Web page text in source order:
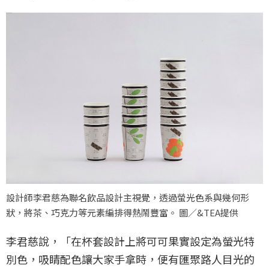
設計師李君慈為聯名飲品設計主視覺，透過螢光色系與幾何形
狀，將茶、巧克力等元素編排得熱鬧豐富。 圖／&TEA提供
李君慈說，「在杯套設計上將可可果實設定為螢光特
別色，吸睛配色讓大家手拿時，便有匯聚路人目光的